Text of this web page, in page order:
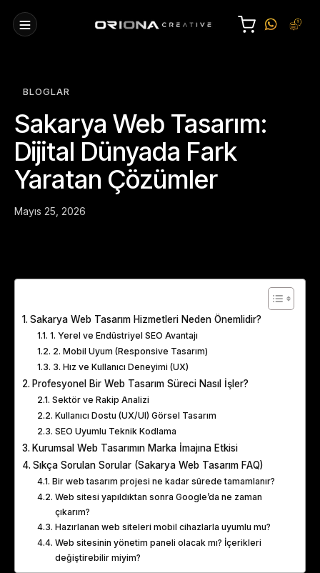
BLOGLAR
Sakarya Web Tasarım:
Dijital Dünyada Fark
Yaratan Çözümler
Mayıs 25, 2026
Sakarya Web Tasarım Hizmetleri Neden Önemlidir?
1. Yerel ve Endüstriyel SEO Avantajı
2. Mobil Uyum (Responsive Tasarım)
3. Hız ve Kullanıcı Deneyimi (UX)
Profesyonel Bir Web Tasarım Süreci Nasıl İşler?
Sektör ve Rakip Analizi
Kullanıcı Dostu (UX/UI) Görsel Tasarım
SEO Uyumlu Teknik Kodlama
Kurumsal Web Tasarımın Marka İmajına Etkisi
Sıkça Sorulan Sorular (Sakarya Web Tasarım FAQ)
Bir web tasarım projesi ne kadar sürede tamamlanır?
Web sitesi yapıldıktan sonra Google’da ne zaman
çıkarım?
Hazırlanan web siteleri mobil cihazlarla uyumlu mu?
Web sitesinin yönetim paneli olacak mı? İçerikleri
değiştirebilir miyim?